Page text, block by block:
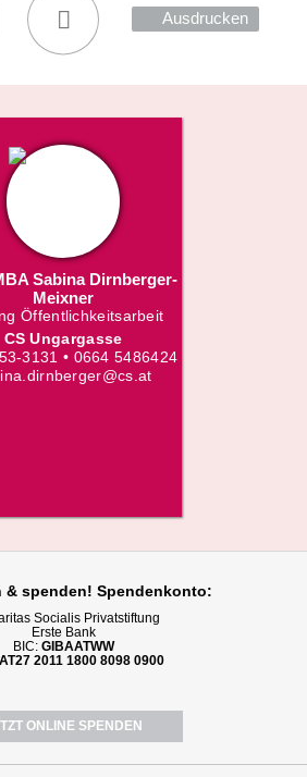
Ausdrucken
Sabina Dirnberger-
Meixner
Öffentlichkeitsarbeit
CS Ungargasse
3131 • 0664 5486424
& spenden! Spendenkonto:
Socialis Privatstiftung
Erste Bank
BIC: GIBAATWW
AT27 2011 1800 8098 0900
ONLINE SPENDEN